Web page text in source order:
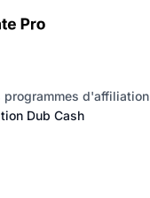
programmes d'affiliation
Dub Cash